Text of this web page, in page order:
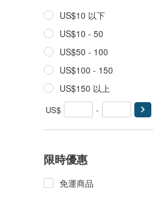
US$10 以下
US$10 - 50
US$50 - 100
US$100 - 150
US$150 以上
US$ -
限時優惠
免運商品